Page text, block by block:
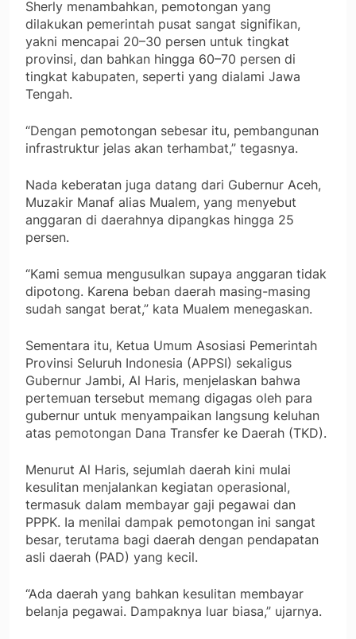
Sherly menambahkan, pemotongan yang
dilakukan pemerintah pusat sangat signifikan,
yakni mencapai 20–30 persen untuk tingkat
provinsi, dan bahkan hingga 60–70 persen di
tingkat kabupaten, seperti yang dialami Jawa
Tengah.
“Dengan pemotongan sebesar itu, pembangunan
infrastruktur jelas akan terhambat,” tegasnya.
Nada keberatan juga datang dari Gubernur Aceh,
Muzakir Manaf alias Mualem, yang menyebut
anggaran di daerahnya dipangkas hingga 25
persen.
“Kami semua mengusulkan supaya anggaran tidak
dipotong. Karena beban daerah masing-masing
sudah sangat berat,” kata Mualem menegaskan.
Sementara itu, Ketua Umum Asosiasi Pemerintah
Provinsi Seluruh Indonesia (APPSI) sekaligus
Gubernur Jambi, Al Haris, menjelaskan bahwa
pertemuan tersebut memang digagas oleh para
gubernur untuk menyampaikan langsung keluhan
atas pemotongan Dana Transfer ke Daerah (TKD).
Menurut Al Haris, sejumlah daerah kini mulai
kesulitan menjalankan kegiatan operasional,
termasuk dalam membayar gaji pegawai dan
PPPK. Ia menilai dampak pemotongan ini sangat
besar, terutama bagi daerah dengan pendapatan
asli daerah (PAD) yang kecil.
“Ada daerah yang bahkan kesulitan membayar
belanja pegawai. Dampaknya luar biasa,” ujarnya.